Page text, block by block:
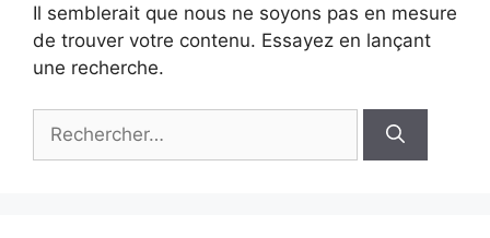
Il semblerait que nous ne soyons pas en mesure
de trouver votre contenu. Essayez en lançant
une recherche.
Rechercher :